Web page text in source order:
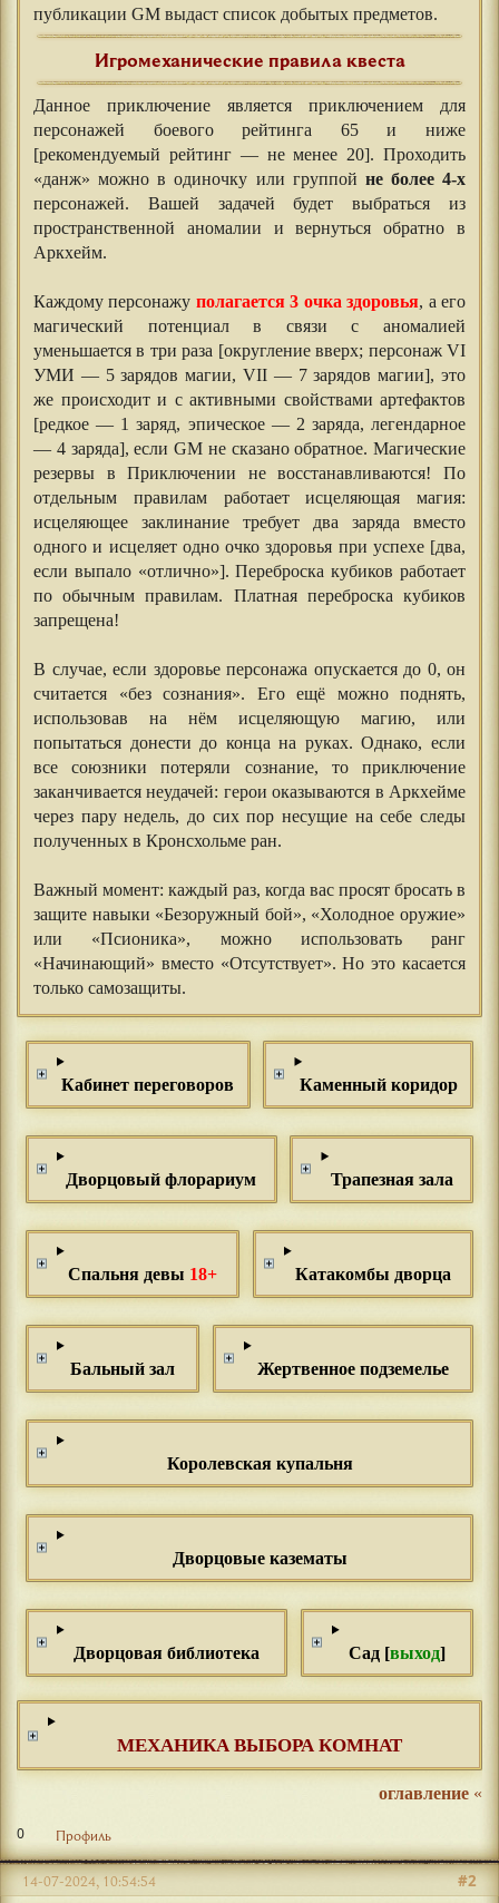
публикации GM выдаст список добытых предметов.
Игромеханические правила квеста
Данное приключение является приключением для
персонажей боевого рейтинга 65 и ниже
[рекомендуемый рейтинг — не менее 20]. Проходить
«данж» можно в одиночку или группой не более 4-х
персонажей. Вашей задачей будет выбраться из
пространственной аномалии и вернуться обратно в
Аркхейм.
Каждому персонажу полагается 3 очка здоровья, а его
магический потенциал в связи с аномалией
уменьшается в три раза [округление вверх; персонаж VI
УМИ — 5 зарядов магии, VII — 7 зарядов магии], это
же происходит и с активными свойствами артефактов
[редкое — 1 заряд, эпическое — 2 заряда, легендарное
— 4 заряда], если GM не сказано обратное. Магические
резервы в Приключении не восстанавливаются! По
отдельным правилам работает исцеляющая магия:
исцеляющее заклинание требует два заряда вместо
одного и исцеляет одно очко здоровья при успехе [два,
если выпало «отлично»]. Переброска кубиков работает
по обычным правилам. Платная переброска кубиков
запрещена!
В случае, если здоровье персонажа опускается до 0, он
считается «без сознания». Его ещё можно поднять,
использовав на нём исцеляющую магию, или
попытаться донести до конца на руках. Однако, если
все союзники потеряли сознание, то приключение
заканчивается неудачей: герои оказываются в Аркхейме
через пару недель, до сих пор несущие на себе следы
полученных в Кронсхольме ран.
Важный момент: каждый раз, когда вас просят бросать в
защите навыки «Безоружный бой», «Холодное оружие»
или «Псионика», можно использовать ранг
«Начинающий» вместо «Отсутствует». Но это касается
только самозащиты.
Кабинет переговоров Каменный коридор
Дворцовый флорариум Трапезная зала
Спальня девы 18+ Катакомбы дворца
Бальный зал Жертвенное подземелье
Королевская купальня
Дворцовые казематы
Дворцовая библиотека Сад [выход]
МЕХАНИКА ВЫБОРА КОМНАТ
оглавление «
0 Профиль
#2
14-07-2024, 10:54:54